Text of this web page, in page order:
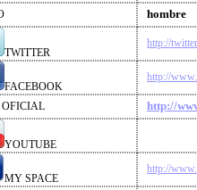
hombre
TWITTER
http://
FACEBOOK
http://
OFICIAL http://
YOUTUBE
MY SPACE
http://